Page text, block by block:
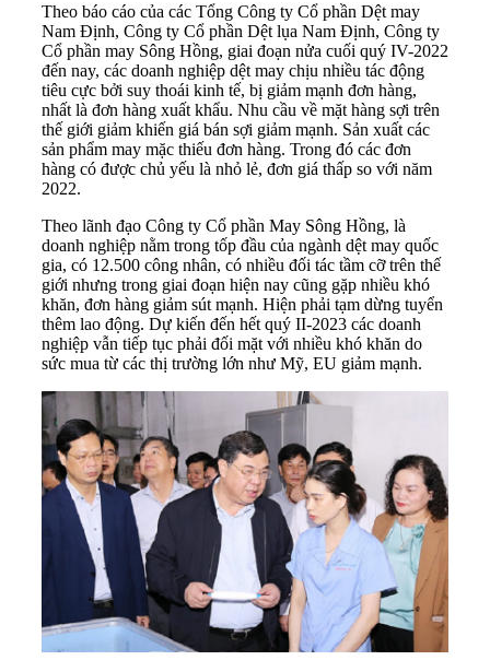
Theo báo cáo của các Tổng Công ty Cổ phần Dệt may
Nam Định, Công ty Cổ phần Dệt lụa Nam Định, Công ty
Cổ phần may Sông Hồng, giai đoạn nửa cuối quý IV-2022
đến nay, các doanh nghiệp dệt may chịu nhiều tác động
tiêu cực bởi suy thoái kinh tế, bị giảm mạnh đơn hàng,
nhất là đơn hàng xuất khẩu. Nhu cầu về mặt hàng sợi trên
thế giới giảm khiến giá bán sợi giảm mạnh. Sản xuất các
sản phẩm may mặc thiếu đơn hàng. Trong đó các đơn
hàng có được chủ yếu là nhỏ lẻ, đơn giá thấp so với năm
2022.
Theo lãnh đạo Công ty Cổ phần May Sông Hồng, là
doanh nghiệp nằm trong tốp đầu của ngành dệt may quốc
gia, có 12.500 công nhân, có nhiều đối tác tầm cỡ trên thế
giới nhưng trong giai đoạn hiện nay cũng gặp nhiều khó
khăn, đơn hàng giảm sút mạnh. Hiện phải tạm dừng tuyển
thêm lao động. Dự kiến đến hết quý II-2023 các doanh
nghiệp vẫn tiếp tục phải đối mặt với nhiều khó khăn do
sức mua từ các thị trường lớn như Mỹ, EU giảm mạnh.